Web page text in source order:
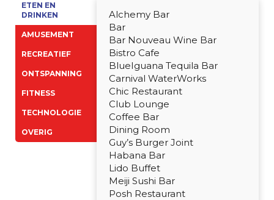
ETEN EN
DRINKEN
AMUSEMENT
RECREATIEF
ONTSPANNING
FITNESS
TECHNOLOGIE
OVERIG
Alchemy Bar
Bar
Bar Nouveau Wine Bar
Bistro Cafe
BlueIguana Tequila Bar
Carnival WaterWorks
Chic Restaurant
Club Lounge
Coffee Bar
Dining Room
Guy’s Burger Joint
Habana Bar
Lido Buffet
Meiji Sushi Bar
Posh Restaurant